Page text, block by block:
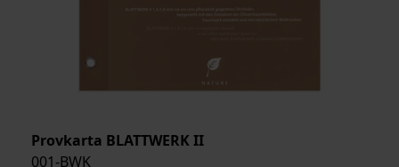
Provkarta BLATTWERK II
001-BWK